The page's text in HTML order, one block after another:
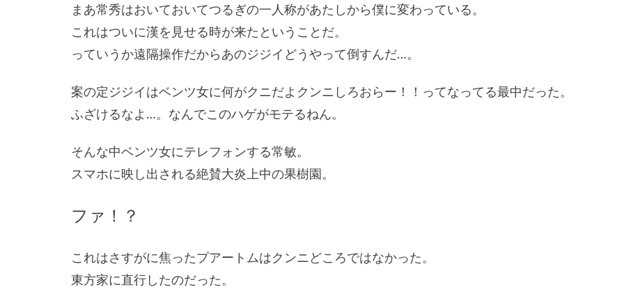
まあ常秀はおいておいてつるぎの一人称があたしから僕に変わっている。
これはついに漢を見せる時が来たということだ。
っていうか遠隔操作だからあのジジイどうやって倒すんだ…。
案の定ジジイはベンツ女に何がクニだよクンニしろおらー！！ってなってる最中だった。
ふざけるなよ…。なんでこのハゲがモテるねん。
そんな中ベンツ女にテレフォンする常敏。
スマホに映し出される絶賛大炎上中の果樹園。
ファ！？
これはさすがに焦ったプアートムはクンニどころではなかった。
東方家に直行したのだった。